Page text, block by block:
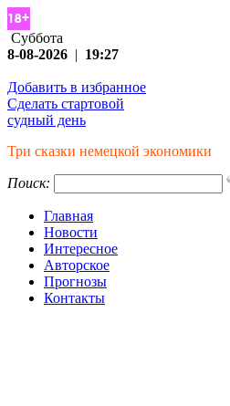
Суббота
8-08-2026 | 19:27
Добавить в избранное
Сделать стартовой
судный день
Три сказки немецкой экономики
Поиск:
Главная
Новости
Интересное
Авторское
Прогнозы
Контакты